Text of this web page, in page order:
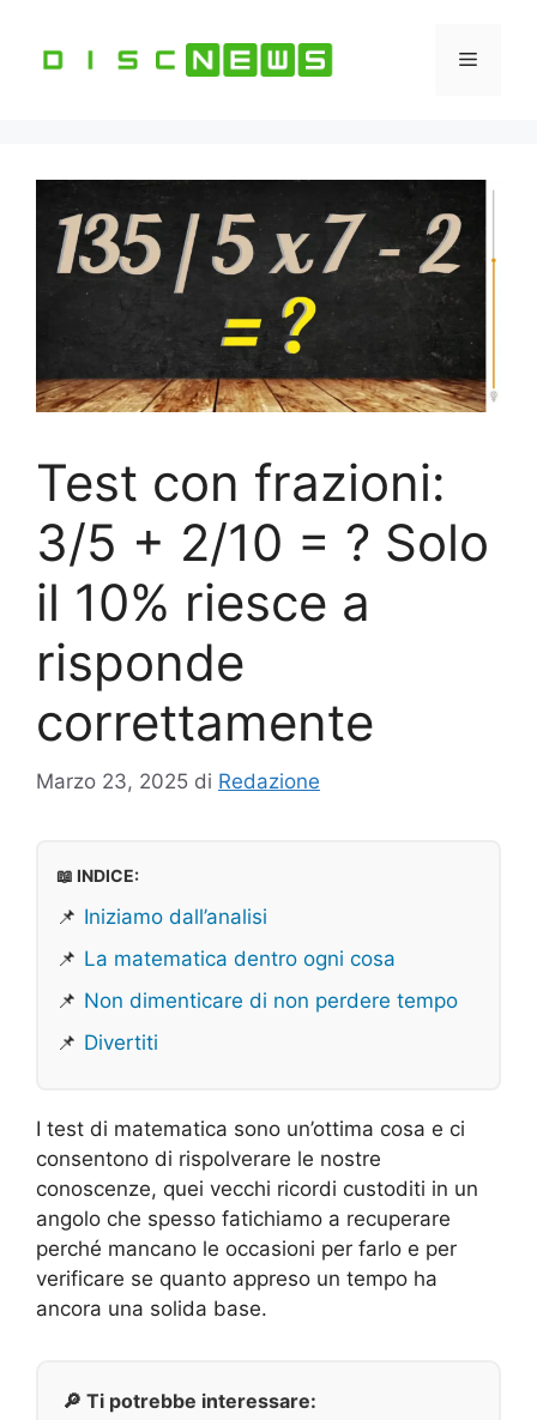
contenuto
Menu
Test con frazioni:
3/5 + 2/10 = ? Solo
il 10% riesce a
risponde
correttamente
Marzo 23, 2025 di Redazione
📖 INDICE:
📌 Iniziamo dall’analisi
📌 La matematica dentro ogni cosa
📌 Non dimenticare di non perdere tempo
📌 Divertiti
I test di matematica sono un’ottima cosa e ci
consentono di rispolverare le nostre
conoscenze, quei vecchi ricordi custoditi in un
angolo che spesso fatichiamo a recuperare
perché mancano le occasioni per farlo e per
verificare se quanto appreso un tempo ha
ancora una solida base.
🔎 Ti potrebbe interessare: